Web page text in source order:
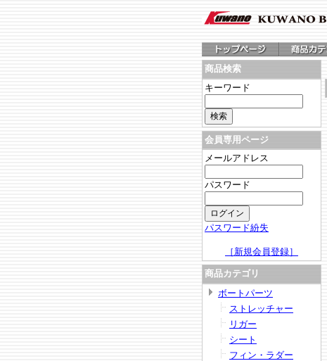
商品検索
キーワード
会員専用ページ
メールアドレス
パスワード
パスワード紛失
［新規会員登録］
商品カテゴリ
ボートパーツ
ストレッチャー
リガー
シート
フィン・ラダー